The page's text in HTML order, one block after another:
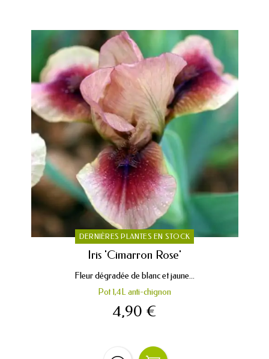
DERNIÈRES PLANTES EN STOCK
Iris 'Cimarron Rose'
Fleur dégradée de blanc et jaune...
Pot 1,4L anti-chignon
4,90 €